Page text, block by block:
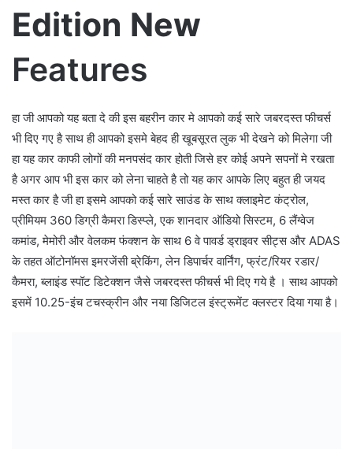
Edition New
Features
हा जी आपको यह बता दे की इस बहरीन कार मे आपको कई सारे जबरदस्त फीचर्स
भी दिए गए है साथ ही आपको इसमे बेहद ही खूबसूरत लुक भी देखने को मिलेगा जी
हा यह कार काफी लोगों की मनपसंद कार होती जिसे हर कोई अपने सपनों मे रखता
है अगर आप भी इस कार को लेना चाहते है तो यह कार आपके लिए बहुत ही जयद
मस्त कार है जी हा इसमे आपको कई सारे साउंड के साथ क्लाइमेट कंट्रोल,
प्रीमियम 360 डिग्री कैमरा डिस्प्ले, एक शानदार ऑडियो सिस्टम, 6 लैंग्वेज
कमांड, मेमोरी और वेलकम फंक्शन के साथ 6 वे पावर्ड ड्राइवर सीट्स और ADAS
के तहत ऑटोनॉमस इमरजेंसी ब्रेकिंग, लेन डिपार्चर वार्निंग, फ्रंट/रियर रडार/
कैमरा, ब्लाइंड स्पॉट डिटेक्शन जैसे जबरदस्त फीचर्स भी दिए गये है । साथ आपको
इसमें 10.25-इंच टचस्क्रीन और नया डिजिटल इंस्ट्रूमेंट क्लस्टर दिया गया है।